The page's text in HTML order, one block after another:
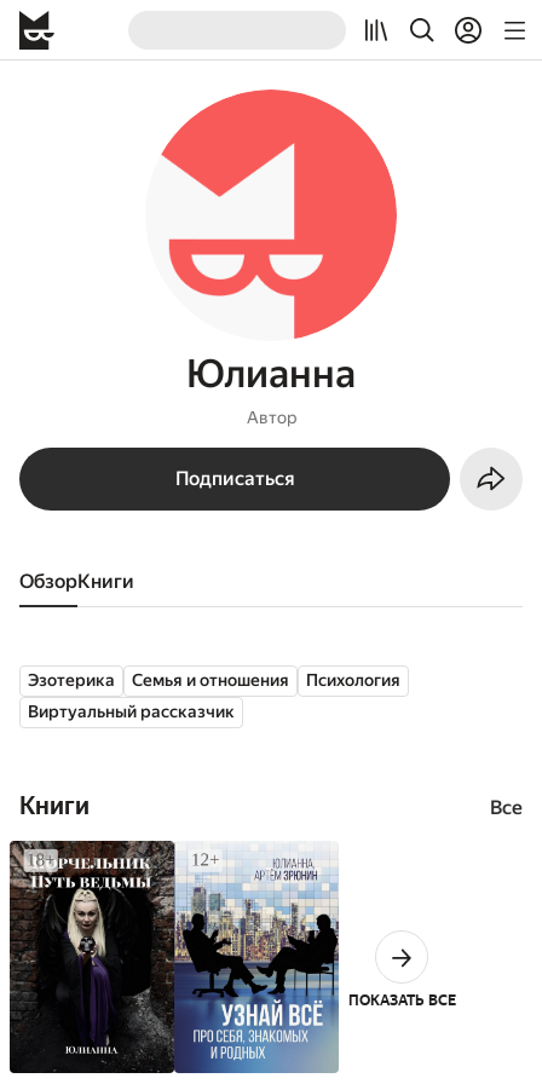
Юлианна
Автор
Подписаться
Обзор книги
Эзотерика Семья и отношения
Психология
Виртуальный рассказчик
Книги Все
ПОКАЗАТЬ ВСЕ